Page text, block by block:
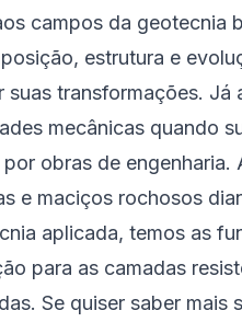
campos da
estrutura e
suas transformações.
mecânicas quando
obras de
e maciços rochosos
aplicada, temos as
para as camadas
Se quiser saber